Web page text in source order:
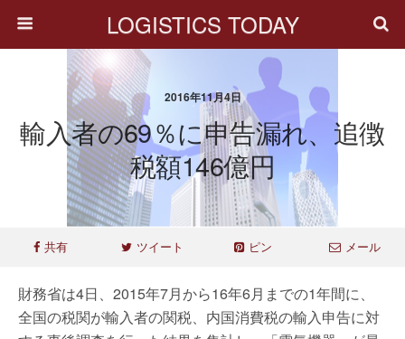
LOGISTICS TODAY
2016年11月4日
輸入者の69％に申告漏れ、追徴
税額146億円
共有 ツイート ピン メール
財務省は4日、2015年7月から16年6月までの1年間に、
全国の税関が輸入者の関税、内国消費税の輸入申告に対